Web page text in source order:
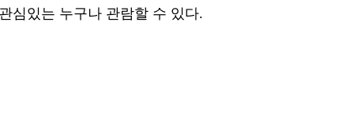
심있는 누구나 관람할 수 있다.